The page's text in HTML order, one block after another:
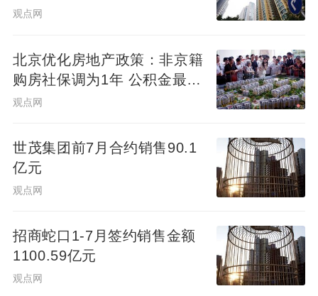
观点网
北京优化房地产政策：非京籍
购房社保调为1年 公积金最高
可贷340万元
观点网
世茂集团前7月合约销售90.1
亿元
观点网
招商蛇口1-7月签约销售金额
1100.59亿元
观点网